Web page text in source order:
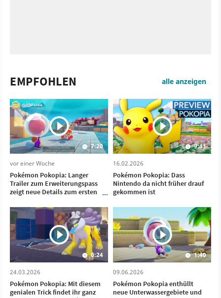
EMPFOHLEN alle anzeigen
7:20
vor einer Woche
Pokémon Pokopia: Langer
Trailer zum Erweiterungspass
zeigt neue Details zum ersten
erwartet
9:41
16.02.2026
Pokémon Pokopia: Dass
Nintendo da nicht früher drauf
gekommen ist
0:24
24.03.2026
Pokémon Pokopia: Mit diesem
genialen Trick findet ihr ganz
1:40
09.06.2026
Pokémon Pokopia enthüllt
neue Unterwassergebiete und